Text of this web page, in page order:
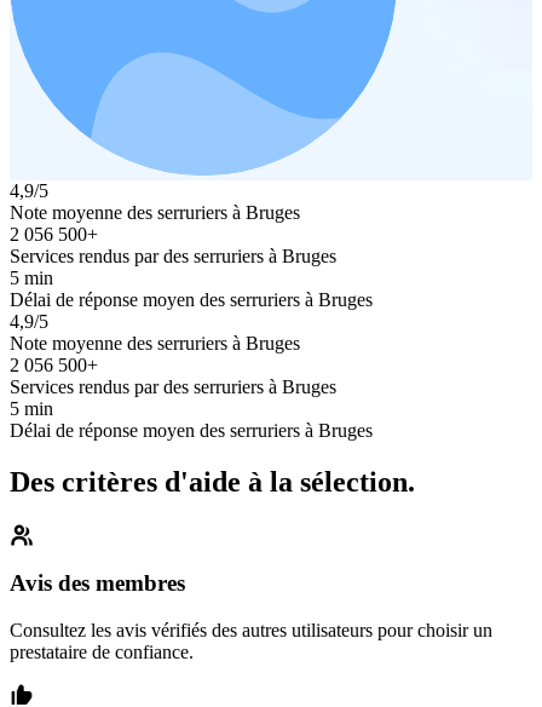
4,9/5
Note moyenne des serruriers à Bruges
2 056 500+
Services rendus par des serruriers à Bruges
5 min
Délai de réponse moyen des serruriers à Bruges
4,9/5
Note moyenne des serruriers à Bruges
2 056 500+
Services rendus par des serruriers à Bruges
5 min
Délai de réponse moyen des serruriers à Bruges
Des critères d'aide à la sélection.
Avis des membres
Consultez les avis vérifiés des autres utilisateurs pour choisir un
prestataire de confiance.